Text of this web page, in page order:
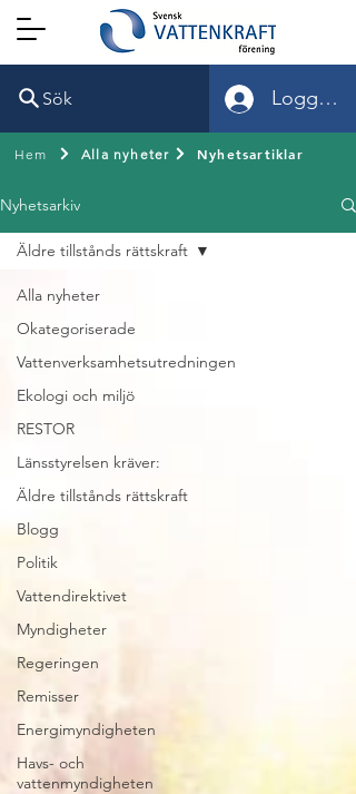
Sök Logga in
Hem Alla nyheter Nyhetsartiklar
Nyhetsarkiv
Alla nyheter
Okategoriserade
Vattenverksamhetsutredningen
Ekologi och miljö
RESTOR
Länsstyrelsen kräver:
Äldre tillstånds rättskraft
Blogg
Politik
Vattendirektivet
Myndigheter
Regeringen
Remisser
Energimyndigheten
Havs- och
vattenmyndigheten
Äldre tillstånds rättskraft